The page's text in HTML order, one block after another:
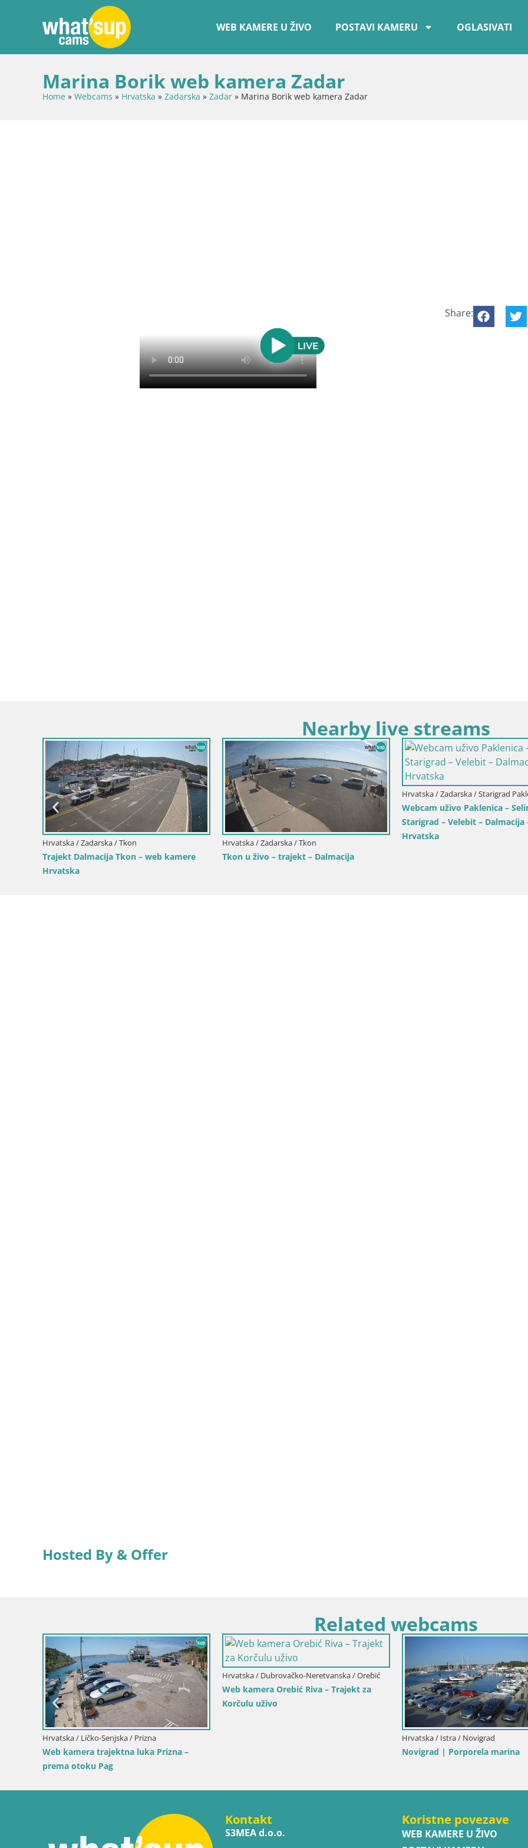
WEB KAMERE U ŽIVO POSTAVI KAMERU OGLASIVATI
Marina Borik web kamera Zadar
Home » Webcams » Hrvatska » Zadarska » Zadar » Marina Borik web kamera Zadar
Share:
Nearby live streams
Hrvatska / Zadarska / Tkon
Trajekt Dalmacija Tkon – web kamere
Hrvatska
Hrvatska / Zadarska / Tkon
Tkon u živo – trajekt – Dalmacija
Hrvatska / Zadarska / Starigrad
Webcam uživo Paklenica –
Starigrad – Velebit – Dalmacija
Hrvatska
Hosted By & Offer
Related webcams
Hrvatska / Ličko-Senjska / Prizna
Web kamera trajektna luka Prizna –
prema otoku Pag
Hrvatska / Dubrovačko-Neretvanska / Orebić
Web kamera Orebić Riva – Trajekt za
Korčulu uživo
Hrvatska / Istra / Novigrad
Novigrad | Porporela marina
Kontakt
S3MEA d.o.o.
Koristne povezave
WEB KAMERE U ŽIVO